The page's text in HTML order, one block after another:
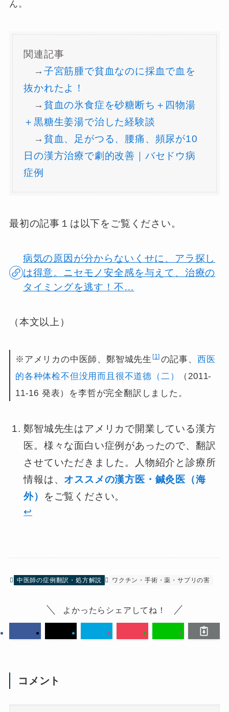
ん。
関連記事
→ 子宮筋腫で貧血なのに採血で血を
抜かれたよ！
→ 貧血の氷食症を砂糖断ち＋四物湯
＋黒糖生姜湯で治した経験談
→ 貧血、足がつる、腰痛、頻尿が10
日の漢方治療で劇的改善｜バセドウ病
症例
最初の記事１は以下をご覧ください。
病気の原因が分からないくせに、アラ探し
は得意。ニセモノ安全感を与えて、治療の
タイミングを逃す！不…
（本文以上）
※アメリカの中医師、鄭智城先生 1 の記事、 西医
的各种体检不但没用而且很不道德（二）
（2011-
11-16 発表）を李哲が完全翻訳しました。
鄭智城先生はアメリカで開業している漢方
医。様々な面白い症例があったので、翻訳
させていただきました。人物紹介と診療所
情報は、 オススメの漢方医・鍼灸医（海
外）
をご覧ください。
↩︎
中医師の症例翻訳・処方解説 ワクチン・手術・薬・サプリの害
よかったらシェアしてね！
コメント